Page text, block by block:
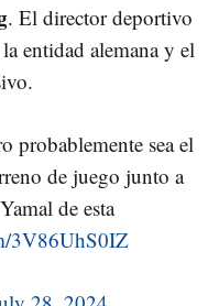
. El director deportivo
entidad alemana y el
probablemente sea el
de juego junto a
de esta
3V86UhS0IZ